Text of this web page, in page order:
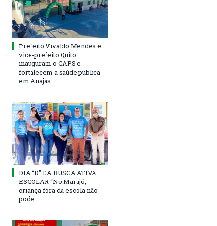
Prefeito Vivaldo Mendes e
vice-prefeito Quito
inauguram o CAPS e
fortalecem a saúde pública
em Anajás.
DIA “D” DA BUSCA ATIVA
ESCOLAR “No Marajó,
criança fora da escola não
pode